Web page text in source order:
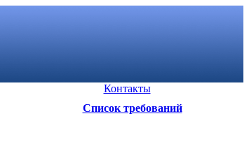
Контакты
Список требований